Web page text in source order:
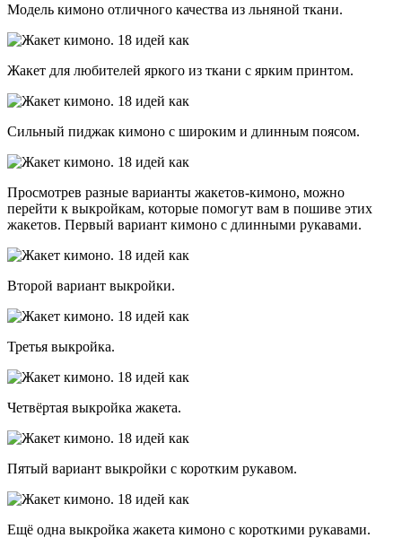
Модель кимоно отличного качества из льняной ткани.
Жакет для любителей яркого из ткани с ярким принтом.
Сильный пиджак кимоно с широким и длинным поясом.
Просмотрев разные варианты жакетов-кимоно, можно
перейти к выкройкам, которые помогут вам в пошиве этих
жакетов. Первый вариант кимоно с длинными рукавами.
Второй вариант выкройки.
Третья выкройка.
Четвёртая выкройка жакета.
Пятый вариант выкройки с коротким рукавом.
Ещё одна выкройка жакета кимоно с короткими рукавами.